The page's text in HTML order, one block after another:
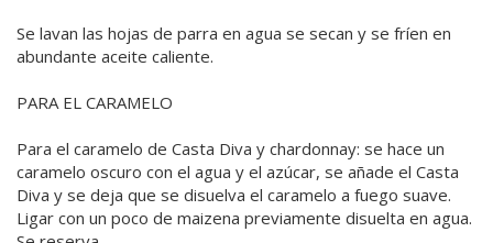
Se lavan las hojas de parra en agua se secan y se fríen en
abundante aceite caliente.
PARA EL CARAMELO
Para el caramelo de Casta Diva y chardonnay: se hace un
caramelo oscuro con el agua y el azúcar, se añade el Casta
Diva y se deja que se disuelva el caramelo a fuego suave.
Ligar con un poco de maizena previamente disuelta en agua.